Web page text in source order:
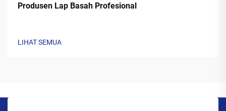
Produsen Lap Basah Profesional
LIHAT SEMUA